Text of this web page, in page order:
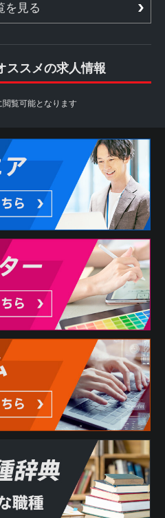
を見る
ススメの求人情報
覧可能となります